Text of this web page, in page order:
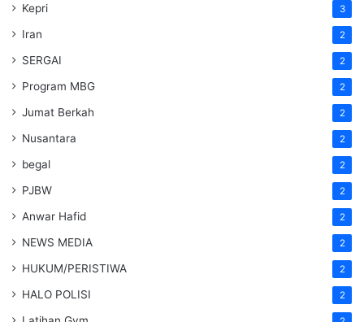
Kepri 3
Iran 2
SERGAI 2
Program MBG 2
Jumat Berkah 2
Nusantara 2
begal 2
PJBW 2
Anwar Hafid 2
NEWS MEDIA 2
HUKUM/PERISTIWA 2
HALO POLISI 2